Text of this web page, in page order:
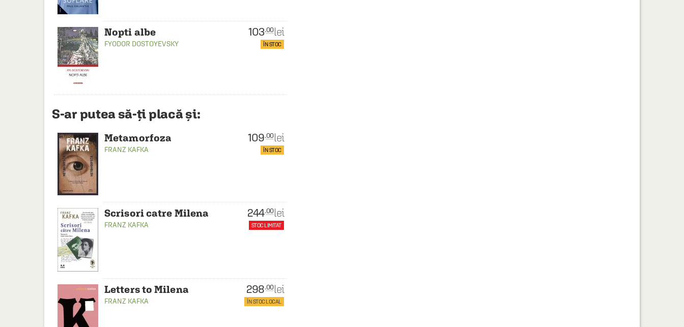
Nopti albe
FYODOR DOSTOYEVSKY
103.00lei
ÎN STOC
S-ar putea să-ți placă și:
Metamorfoza
FRANZ KAFKA
109.00lei
ÎN STOC
Scrisori catre Milena
FRANZ KAFKA
244.00lei
STOC LIMITAT
Letters to Milena
FRANZ KAFKA
298.00lei
ÎN STOC LOCAL